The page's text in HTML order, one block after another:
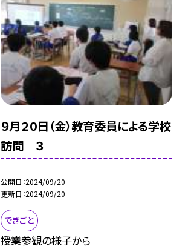
９月２０日（金）教育委員による学校
訪問 ３
公開日 2024/09/20
更新日 2024/09/20
できごと
授業参観の様子から